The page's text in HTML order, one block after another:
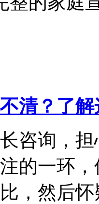
清？了
咨询，
的一环
，然后